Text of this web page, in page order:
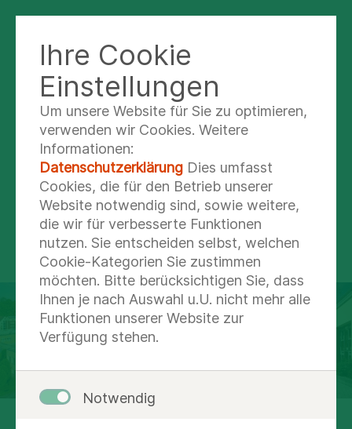
KLINIKUM BAD ABBACH
DAS WUSSTE SCHON KAISER KARL V.: BAD
ABBACH IST EIN GUTER ORT, UM GESUND
ZU WERDEN.
As­kle­pi­os Kli­ni­kum Bad
Abbach
Ihre Cookie
Einstellungen
Um unsere Website für Sie zu optimieren,
verwenden wir Cookies. Weitere
Informationen:
Datenschutzerklärung Dies umfasst
Cookies, die für den Betrieb unserer
Website notwendig sind, sowie weitere,
die wir für verbesserte Funktionen
nutzen. Sie entscheiden selbst, welchen
Cookie-Kategorien Sie zustimmen
möchten. Bitte berücksichtigen Sie, dass
Ihnen je nach Auswahl u.U. nicht mehr alle
Funktionen unserer Website zur
Verfügung stehen.
Notwendig